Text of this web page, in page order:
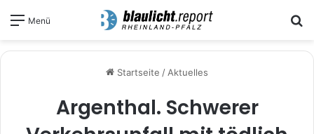
Menü
Startseite / Aktuelles
Argenthal. Schwerer